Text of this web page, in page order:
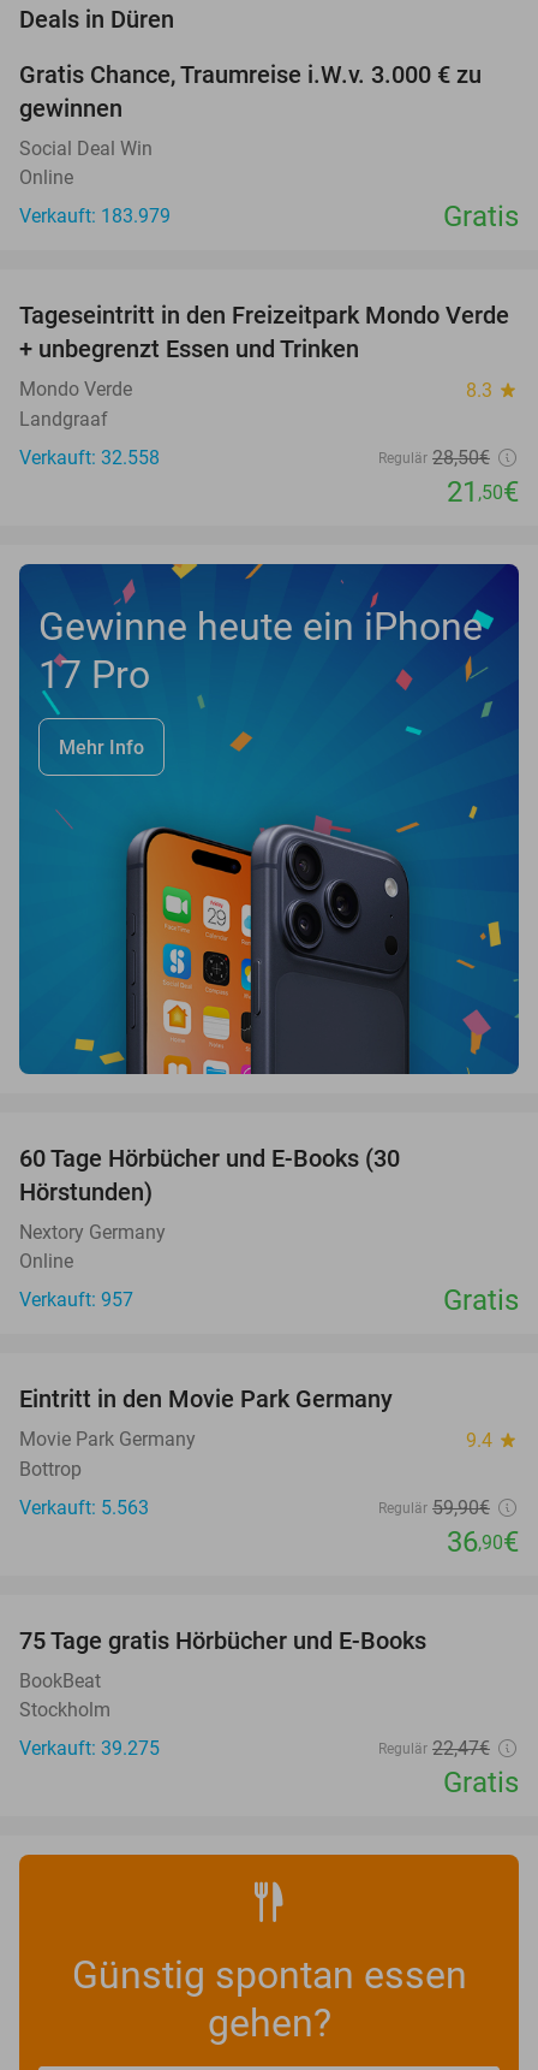
Deals in Düren
Gratis Chance, Traumreise i.W.v. 3.000 € zu
gewinnen
Social Deal Win
Online
Verkauft: 183.979
Gratis
25%
Tageseintritt in den Freizeitpark Mondo Verde
+ unbegrenzt Essen und Trinken
Mondo Verde 8.3 star
Landgraaf
Verkauft: 32.558
Regulär 28,50€
21 ,50€
Gewinne heute ein iPhone
17 Pro
Mehr Info
60 Tage Hörbücher und E-Books (30
Hörstunden)
Nextory Germany
Online
Verkauft: 957
Gratis
Eintritt in den Movie Park Germany
Movie Park Germany 9.4 star
Bottrop
Verkauft: 5.563
Regulär 59,90€
36,90€
75 Tage gratis Hörbücher und E-Books
BookBeat
Stockholm
Verkauft: 39.275
Regulär 22,47€
Gratis
Günstig spontan essen
gehen?